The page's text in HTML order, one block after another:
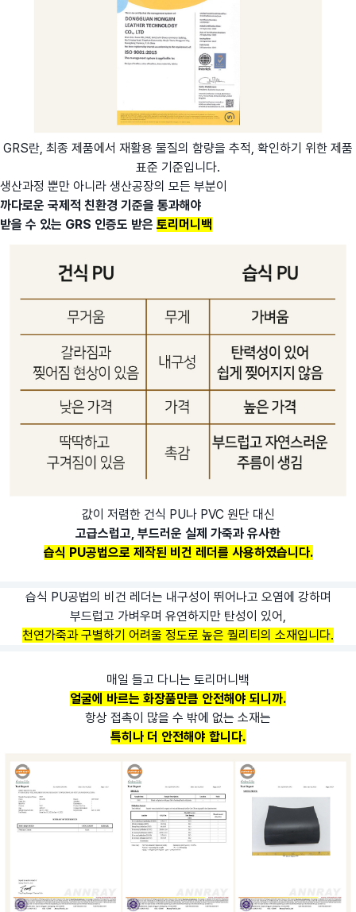
GRS란, 최종 제품에서 재활용 물질의 함량을 추적, 확인하기 위한 제품
표준 기준입니다.
생산과정 뿐만 아니라 생산공장의 모든 부분이
까다로운 국제적 친환경 기준을 통과해야
받을 수 있는 GRS 인증도 받은 토리머니백
값이 저렴한 건식 PU나 PVC 원단 대신
고급스럽고, 부드러운 실제 가죽과 유사한
습식 PU공법으로 제작된 비건 레더를 사용하였습니다.
습식 PU공법의 비건 레더는 내구성이 뛰어나고 오염에 강하며
부드럽고 가벼우며 유연하지만 탄성이 있어,
천연가죽과 구별하기 어려울 정도로 높은 퀄리티의 소재입니다.
매일 들고 다니는 토리머니백
얼굴에 바르는 화장품만큼 안전해야 되니까.
항상 접촉이 많을 수 밖에 없는 소재는
특히나 더 안전해야 합니다.